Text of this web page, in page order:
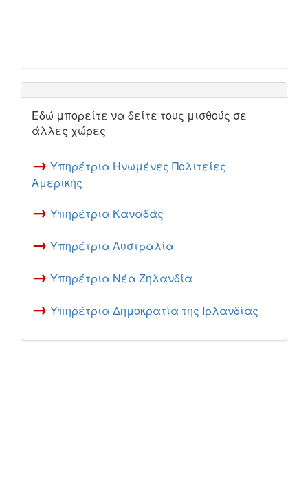
Εδώ μπορείτε να δείτε τους μισθούς σε
άλλες χώρες
→ Υπηρέτρια Ηνωμένες Πολιτείες
Αμερικής
→ Υπηρέτρια Καναδάς
→ Υπηρέτρια Αυστραλία
→ Υπηρέτρια Νέα Ζηλανδία
→ Υπηρέτρια Δημοκρατία της Ιρλανδίας